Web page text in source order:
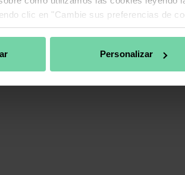
clic en "Cambie sus preferencias de
Personalizar